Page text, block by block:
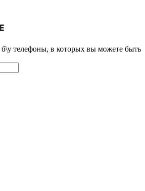
телефоны, в которых вы можете быть